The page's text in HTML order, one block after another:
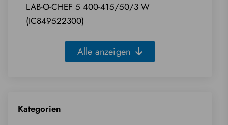
LAB-O-CHEF 5 400-415/50/3 W
(IC849522300)
Alle anzeigen
Kategorien